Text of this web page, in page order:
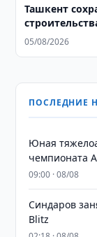
Ташкент
05/08/2026
ПОСЛЕДНИЕ
Юная
чемпионата
09:00 · 08/08
Синдаров
Blitz